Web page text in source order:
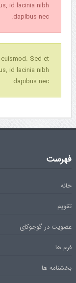
id lacinia nibh
dapibus nec.
Sed et
id lacinia nibh
dapibus nec.
فهرست
خانه
تقویم
عضویت در گوجوکای
فرم ها
بخشنامه ها